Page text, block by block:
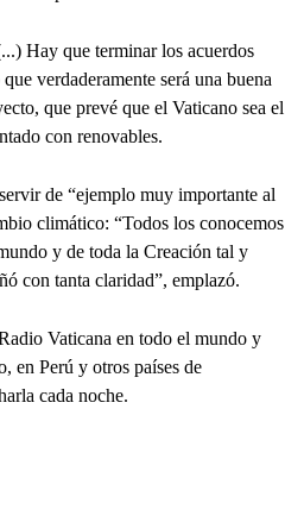
Hay que terminar los acuerdos
verdaderamente será una buena
que prevé que el Vaticano sea el
con renovables.
de “ejemplo muy importante al
climático: “Todos los conocemos
y de toda la Creación tal y
con tanta claridad”, emplazó.
Vaticana en todo el mundo y
en Perú y otros países de
cada noche.